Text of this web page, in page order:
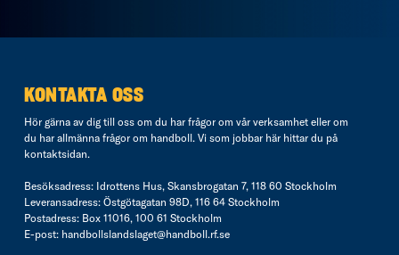
KONTAKTA OSS
Hör gärna av dig till oss om du har frågor om vår verksamhet eller om
du har allmänna frågor om handboll. Vi som jobbar här hittar du på
kontaktsidan.
Besöksadress: Idrottens Hus, Skansbrogatan 7, 118 60 Stockholm
Leveransadress: Östgötagatan 98D, 116 64 Stockholm
Postadress: Box 11016, 100 61 Stockholm
E-post: handbollslandslaget@handboll.rf.se